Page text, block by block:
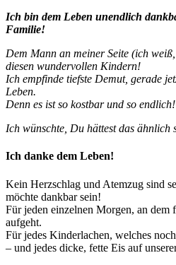
Ich bin dem Leben unendlich
Familie!
Dem Mann an meiner Seite (ich
diesen wundervollen Kindern!
Ich empfinde tiefste Demut, gerade
Leben.
Denn es ist so kostbar und so endlich!
Ich wünschte, Du hättest das ähnlich
Ich danke dem Leben!
Kein Herzschlag und Atemzug sind
möchte dankbar sein!
Für jeden einzelnen Morgen, an dem
aufgeht.
Für jedes Kinderlachen, welches
– und jedes dicke, fette Eis auf